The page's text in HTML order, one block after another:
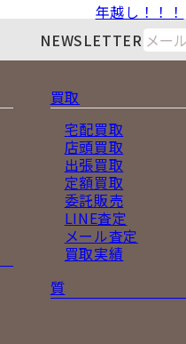
年越し！！！
NEWSLETTER
買取
宅配買取
店頭買取
出張買取
定額買取
委託販売
LINE査定
メール査定
買取実績
質